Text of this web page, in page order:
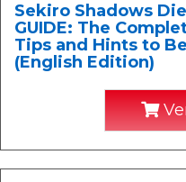
Sekiro Shadows
GUIDE: The
Tips and Hints to
(English Edition)